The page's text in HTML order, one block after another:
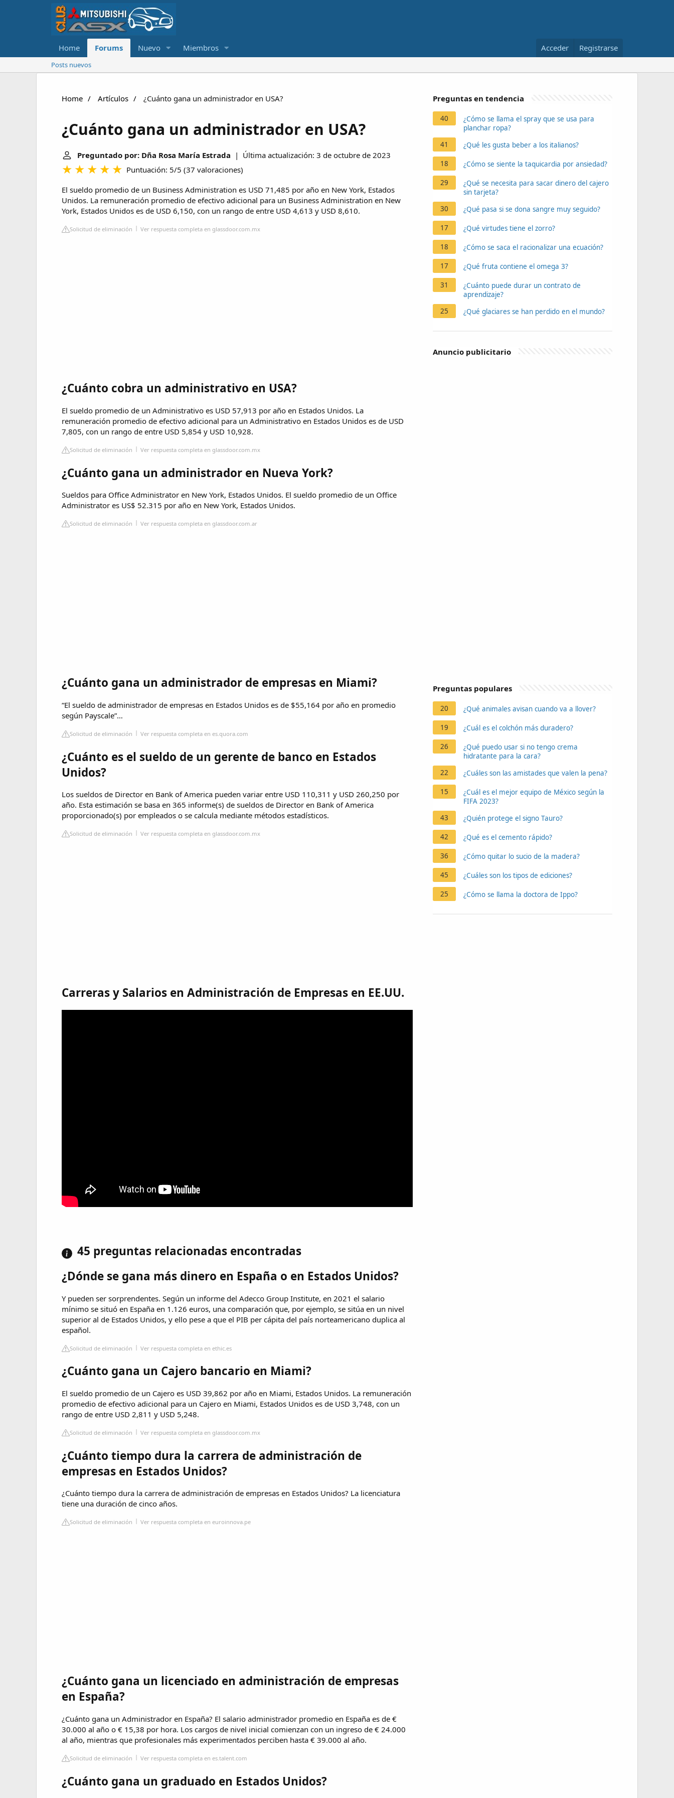
Home Forums Nuevo Miembros Acceder Registrarse
Posts nuevos
Home Artículos ¿Cuánto gana un administrador en USA?
¿Cuánto gana un administrador en USA?
Preguntado por: Dña Rosa María Estrada | Última actualización: 3 de octubre de 2023
Puntuación: 5/5 (37 valoraciones)
El sueldo promedio de un Business Administration es USD 71,485 por año en New York, Estados
Unidos. La remuneración promedio de efectivo adicional para un Business Administration en New
York, Estados Unidos es de USD 6,150, con un rango de entre USD 4,613 y USD 8,610.
Solicitud de eliminación Ver respuesta completa en glassdoor.com.mx
¿Cuánto cobra un administrativo en USA?
El sueldo promedio de un Administrativo es USD 57,913 por año en Estados Unidos. La
remuneración promedio de efectivo adicional para un Administrativo en Estados Unidos es de USD
7,805, con un rango de entre USD 5,854 y USD 10,928.
Solicitud de eliminación Ver respuesta completa en glassdoor.com.mx
¿Cuánto gana un administrador en Nueva York?
Sueldos para Office Administrator en New York, Estados Unidos. El sueldo promedio de un Office
Administrator es US$ 52.315 por año en New York, Estados Unidos.
Solicitud de eliminación Ver respuesta completa en glassdoor.com.ar
¿Cuánto gana un administrador de empresas en Miami?
“El sueldo de administrador de empresas en Estados Unidos es de $55,164 por año en promedio
según Payscale”…
Solicitud de eliminación Ver respuesta completa en es.quora.com
¿Cuánto es el sueldo de un gerente de banco en Estados
Unidos?
Los sueldos de Director en Bank of America pueden variar entre USD 110,311 y USD 260,250 por
año. Esta estimación se basa en 365 informe(s) de sueldos de Director en Bank of America
proporcionado(s) por empleados o se calcula mediante métodos estadísticos.
Solicitud de eliminación Ver respuesta completa en glassdoor.com.mx
Carreras y Salarios en Administración de Empresas en EE.UU.
45 preguntas relacionadas encontradas
¿Dónde se gana más dinero en España o en Estados Unidos?
Y pueden ser sorprendentes. Según un informe del Adecco Group Institute, en 2021 el salario
mínimo se situó en España en 1.126 euros, una comparación que, por ejemplo, se sitúa en un nivel
superior al de Estados Unidos, y ello pese a que el PIB per cápita del país norteamericano duplica al
español.
Solicitud de eliminación Ver respuesta completa en ethic.es
¿Cuánto gana un Cajero bancario en Miami?
El sueldo promedio de un Cajero es USD 39,862 por año en Miami, Estados Unidos. La remuneración
promedio de efectivo adicional para un Cajero en Miami, Estados Unidos es de USD 3,748, con un
rango de entre USD 2,811 y USD 5,248.
Solicitud de eliminación Ver respuesta completa en glassdoor.com.mx
¿Cuánto tiempo dura la carrera de administración de
empresas en Estados Unidos?
¿Cuánto tiempo dura la carrera de administración de empresas en Estados Unidos? La licenciatura
tiene una duración de cinco años.
Solicitud de eliminación Ver respuesta completa en euroinnova.pe
¿Cuánto gana un licenciado en administración de empresas
en España?
¿Cuánto gana un Administrador en España? El salario administrador promedio en España es de €
30.000 al año o € 15,38 por hora. Los cargos de nivel inicial comienzan con un ingreso de € 24.000
al año, mientras que profesionales más experimentados perciben hasta € 39.000 al año.
Solicitud de eliminación Ver respuesta completa en es.talent.com
¿Cuánto gana un graduado en Estados Unidos?
Preguntas en tendencia
40
¿Cómo se llama el spray que se usa para
planchar ropa?
41
¿Qué les gusta beber a los italianos?
18 ¿Cómo se siente la taquicardia por ansiedad?
29
¿Qué se necesita para sacar dinero del cajero
sin tarjeta?
30
¿Qué pasa si se dona sangre muy seguido?
17 ¿Qué virtudes tiene el zorro?
18 ¿Cómo se saca el racionalizar una ecuación?
17 ¿Qué fruta contiene el omega 3?
31
¿Cuánto puede durar un contrato de
aprendizaje?
25
¿Qué glaciares se han perdido en el mundo?
Anuncio publicitario
Preguntas populares
20 ¿Qué animales avisan cuando va a llover?
19 ¿Cuál es el colchón más duradero?
26
¿Qué puedo usar si no tengo crema
hidratante para la cara?
22
¿Cuáles son las amistades que valen la pena?
15
¿Cuál es el mejor equipo de México según la
FIFA 2023?
43
¿Quién protege el signo Tauro?
42 ¿Qué es el cemento rápido?
36 ¿Cómo quitar lo sucio de la madera?
45 ¿Cuáles son los tipos de ediciones?
25 ¿Cómo se llama la doctora de Ippo?